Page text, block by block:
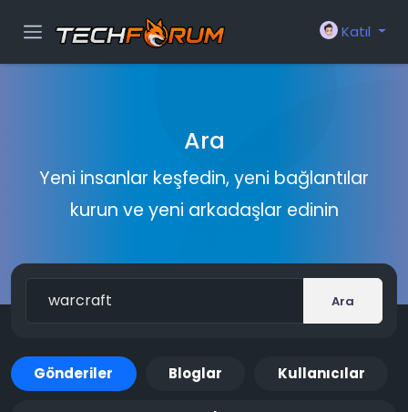
Katıl
Ara
Yeni insanlar keşfedin, yeni bağlantılar
kurun ve yeni arkadaşlar edinin
Ara
Gönderiler Bloglar Kullanıcılar